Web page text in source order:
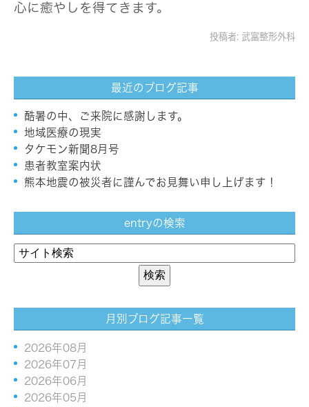
心に癒やしを得てきます。
投稿者: 武富整形外科
最近のブログ記事
酷暑の中、ご来院に感謝します。
地域医療の現実
タケモン新聞8月号
患者教室案内状
熊本地震の被災者に謹んでお見舞い申し上げます！
entryの検索
月別ブログ記事一覧
2026年08月
2026年07月
2026年06月
2026年05月